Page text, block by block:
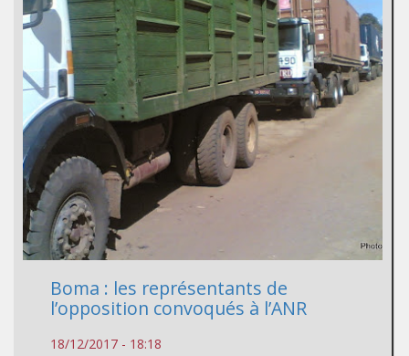
Boma : les représentants de
l’opposition convoqués à l’ANR
18/12/2017 - 18:18